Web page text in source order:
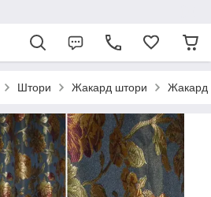
Штори Жакард штори Жакард